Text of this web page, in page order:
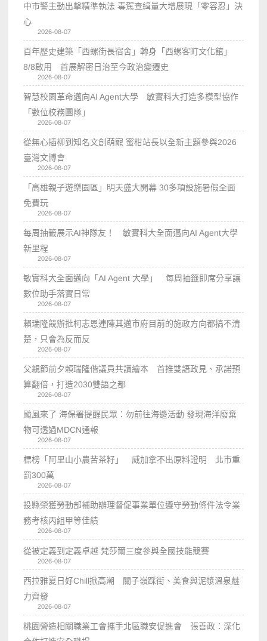
中市警主動出擊精準執法 毒駕查緝量大增展現「零容忍」決
心
2026-08-07
百年歷史建築「西螺街長宿舍」轉身「西螺客町文化館」
8/8啟用 首展解密日治至今政治變遷史
2026-08-07
智慧校園革命邁向AI Agent大學 敏實科大打造多模型協作
「數位校務團隊」
2026-08-07
從無心插柳到知名文創萌寵 蜜柑站長以全新主題參與2026
臺灣文博會
2026-08-07
「高雄親子遊樂園區」明天盛大開幕 30多項設施暑假全面
免費玩
2026-08-07
每周抽籤展示AI神隊友！ 敏實科大全面邁向AI Agent大學
新里程
2026-08-07
敏實科大全面邁向「AI Agent 大學」 每周抽籤即席分享讓
數位助手落實日常
2026-08-07
賴瑞隆競辦批柯志恩連陳其邁市府目前的施政方向都搞不清
楚，只會為反而反
2026-08-07
父親節前夕賴瑞隆偕議員共讀繪本 首推雙語政見、承諾預
算翻倍，打造2030雙語之都
2026-08-07
颱風來了 海保署提醒民眾：勿前往海邊活動 發現海洋廢棄
物可透過MDCN通報
2026-08-07
標榜「阿里山小農苦茶籽」 威加拿不出原料證明 北市重
罰300萬
2026-08-07
投縣榮獲勞動部補助辦理督促事業單位遵守勞動條件法令業
務考核丙組甲等佳績
2026-08-07
從被定義到定義卓越 梵莎爾三度參與全國技能競賽
2026-08-07
西拉雅夏日好Chill掀高潮 關子嶺踩街、美食與泥漿溫泉魅
力齊發
2026-08-07
桃園營造相關職業工會攜手北區職安促進會 張善政：深化